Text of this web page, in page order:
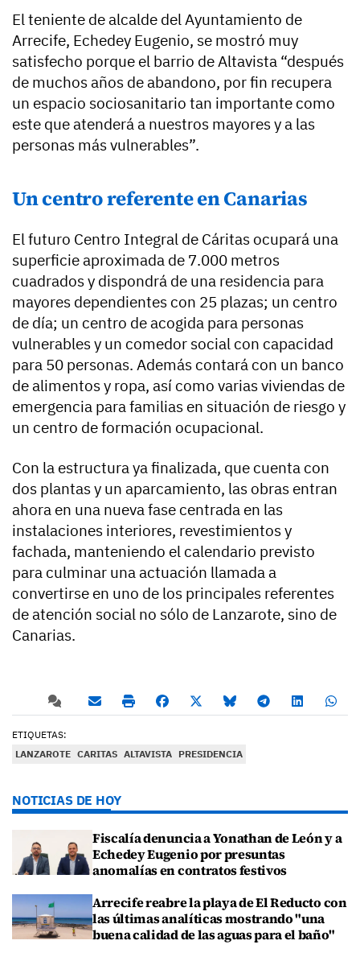
El teniente de alcalde del Ayuntamiento de
Arrecife, Echedey Eugenio, se mostró muy
satisfecho porque el barrio de Altavista “después
de muchos años de abandono, por fin recupera
un espacio sociosanitario tan importante como
este que atenderá a nuestros mayores y a las
personas más vulnerables”.
Un centro referente en Canarias
El futuro Centro Integral de Cáritas ocupará una
superficie aproximada de 7.000 metros
cuadrados y dispondrá de una residencia para
mayores dependientes con 25 plazas; un centro
de día; un centro de acogida para personas
vulnerables y un comedor social con capacidad
para 50 personas. Además contará con un banco
de alimentos y ropa, así como varias viviendas de
emergencia para familias en situación de riesgo y
un centro de formación ocupacional.
Con la estructura ya finalizada, que cuenta con
dos plantas y un aparcamiento, las obras entran
ahora en una nueva fase centrada en las
instalaciones interiores, revestimientos y
fachada, manteniendo el calendario previsto
para culminar una actuación llamada a
convertirse en uno de los principales referentes
de atención social no sólo de Lanzarote, sino de
Canarias.
ETIQUETAS:
LANZAROTE CARITAS ALTAVISTA PRESIDENCIA
NOTICIAS DE HOY
Fiscalía denuncia a Yonathan de León y a
Echedey Eugenio por presuntas
anomalías en contratos festivos
Arrecife reabre la playa de El Reducto con
las últimas analíticas mostrando "una
buena calidad de las aguas para el baño"